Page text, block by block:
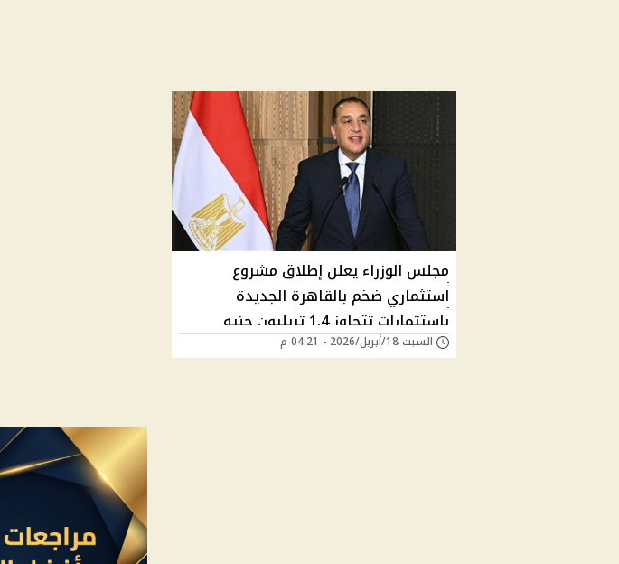
مجلس الوزراء يعلن إطلاق مشروع
استثماري ضخم بالقاهرة الجديدة
باستثمارات تتجاوز 1.4 تريليون جنيه
السبت 18/أبريل/2026 - 04:21 م